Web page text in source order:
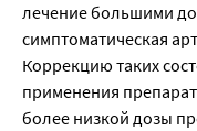
лечение большими
симптоматическая
Коррекцию таких
применения
более низкой дозы